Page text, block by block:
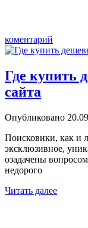
коментарий
Где купить
сайта
Опубликовано
Поисковики, как и
эксклюзивное,
озадачены
недорого
Читать далее